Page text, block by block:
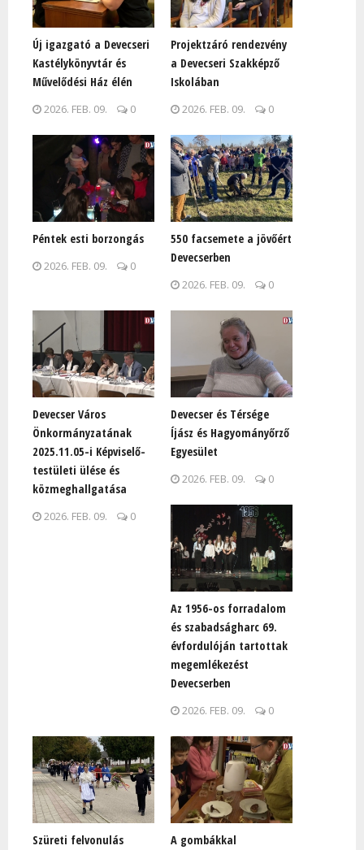
Új igazgató a Devecseri
Kastélykönyvtár és
Művelődési Ház élén
2026. FEB. 09. 0
Projektzáró rendezvény
a Devecseri Szakképző
Iskolában
2026. FEB. 09. 0
Péntek esti borzongás
2026. FEB. 09. 0
550 facsemete a jövőért
Devecserben
2026. FEB. 09. 0
Devecser Város
Önkormányzatának
2025.11.05-i Képviselő-
testületi ülése és
közmeghallgatása
2026. FEB. 09. 0
Devecser és Térsége
Íjász és Hagyományőrző
Egyesület
2026. FEB. 09. 0
Az 1956-os forradalom
és szabadságharc 69.
évfordulóján tartottak
megemlékezést
Devecserben
2026. FEB. 09. 0
Szüreti felvonulás
A gombákkal